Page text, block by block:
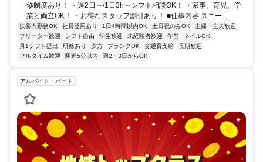
修制度あり！ ・週2日～/1日3h～シフト相談OK！ ・家事、育児、学
業と両立OK！ ・お得なスタッフ割引あり！ ■仕事内容 スニー...
扶養内勤務OK 社員登用あり 1日4時間以内OK 土日祝のみOK
主婦・主夫歓迎
フリーター歓迎
シフト自由 学生歓迎 未経験者歓迎 午前
ネイルOK
月1シフト提出
研修あり 夕方 ブランクOK 交通費支給
長期歓迎
フルタイム歓迎
駅近5分以内 週2・3日からOK
アルバイト・パート